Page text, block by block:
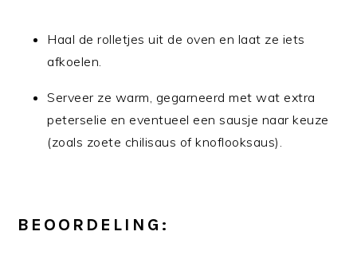
Haal de rolletjes uit de oven en laat ze iets
afkoelen.
Serveer ze warm, gegarneerd met wat extra
peterselie en eventueel een sausje naar keuze
(zoals zoete chilisaus of knoflooksaus).
BEOORDELING: